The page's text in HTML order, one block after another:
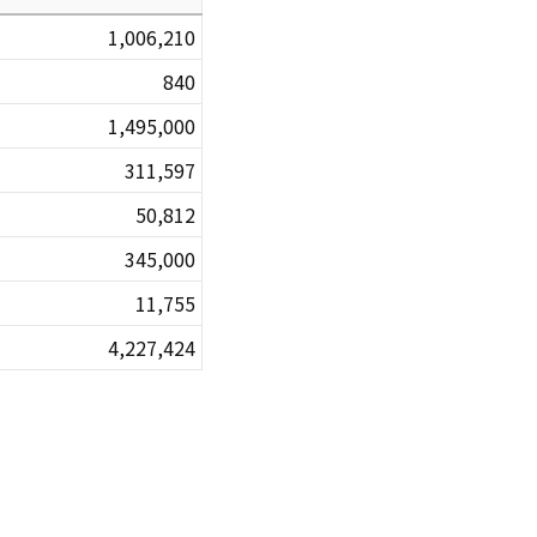
1,006,210
840
1,495,000
311,597
50,812
345,000
11,755
4,227,424